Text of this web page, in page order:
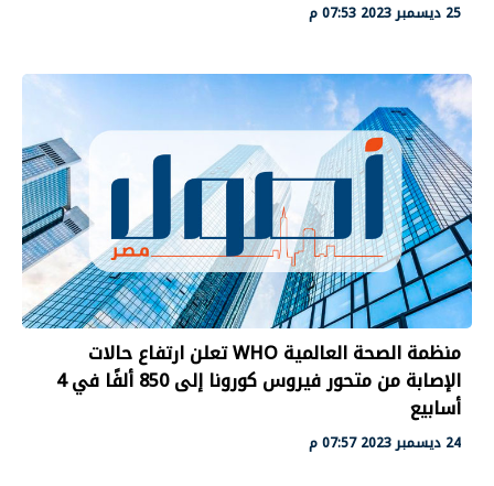
25 ديسمبر 2023 07:53 م
منظمة الصحة العالمية WHO تعلن ارتفاع حالات
الإصابة من متحور فيروس كورونا إلى 850 ألفًا في 4
أسابيع
24 ديسمبر 2023 07:57 م